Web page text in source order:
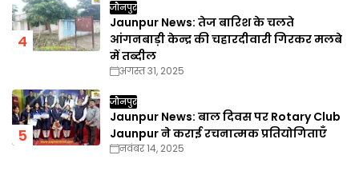
जौनपुर
Jaunpur News: तेज बारिश के चलते
आंगनबाड़ी केन्द्र की चहारदीवारी गिरकर मलबे
में तब्दील
अगस्त 31, 2025
जौनपुर
Jaunpur News: बाल दिवस पर Rotary Club
Jaunpur ने कराई रचनात्मक प्रतियोगिताएँ
नवंबर 14, 2025